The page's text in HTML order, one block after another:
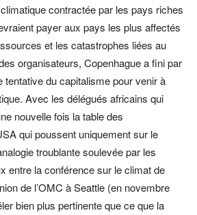
contractée par les pays riches
payer aux pays les plus affectés
et les catastrophes liées au
organisateurs, Copenhague a fini par
tentative du capitalisme pour venir à
Avec les délégués africains qui
nouvelle fois la table des
qui poussent uniquement sur le
troublante soulevée par les
entre la conférence sur le climat de
de l’OMC à Seattle (en novembre
bien plus pertinente que ce que la